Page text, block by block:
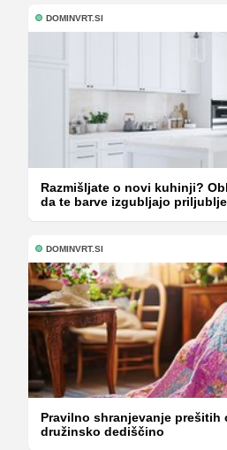
DOMINVRT.SI
Razmišljate o novi kuhinji?
da te barve izgubljajo
DOMINVRT.SI
Pravilno shranjevanje prešitih
družinsko dediščino